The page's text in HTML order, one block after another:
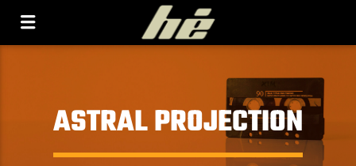
ASTRAL PROJECTION